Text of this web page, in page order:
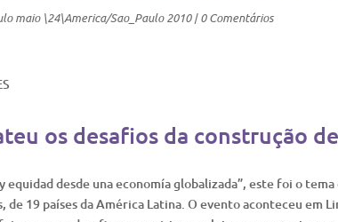
maio \24\America/Sao_Paulo 2010|0 Comentários
os desafios da construção
equidad desde una economía globalizada”, este foi o
de 19 países da América Latina. O evento aconteceu em